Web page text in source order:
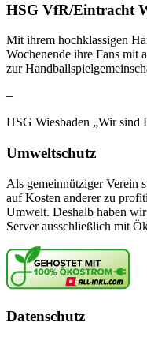
HSG VfR/Eintracht
Mit ihrem hochklassigen
Wochenende ihre Fans mit
zur
–
HSG Wiesbaden „Wir sind
Umweltschutz
Als gemeinnütziger Verein
auf Kosten anderer zu
Umwelt. Deshalb haben
Server ausschließlich mit
Datenschutz